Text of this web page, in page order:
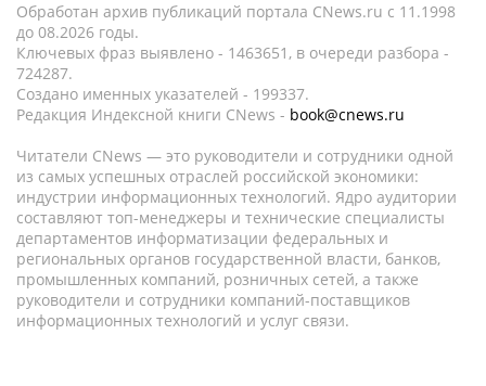
Обработан архив публикаций портала CNews.ru c 11.1998
до 08.2026 годы.
Ключевых фраз выявлено - 1463651, в очереди разбора -
724287.
Создано именных указателей - 199337.
Редакция Индексной книги CNews - book@cnews.ru
Читатели CNews — это руководители и сотрудники одной
из самых успешных отраслей российской экономики:
индустрии информационных технологий. Ядро аудитории
составляют топ-менеджеры и технические специалисты
департаментов информатизации федеральных и
региональных органов государственной власти, банков,
промышленных компаний, розничных сетей, а также
руководители и сотрудники компаний-поставщиков
информационных технологий и услуг связи.